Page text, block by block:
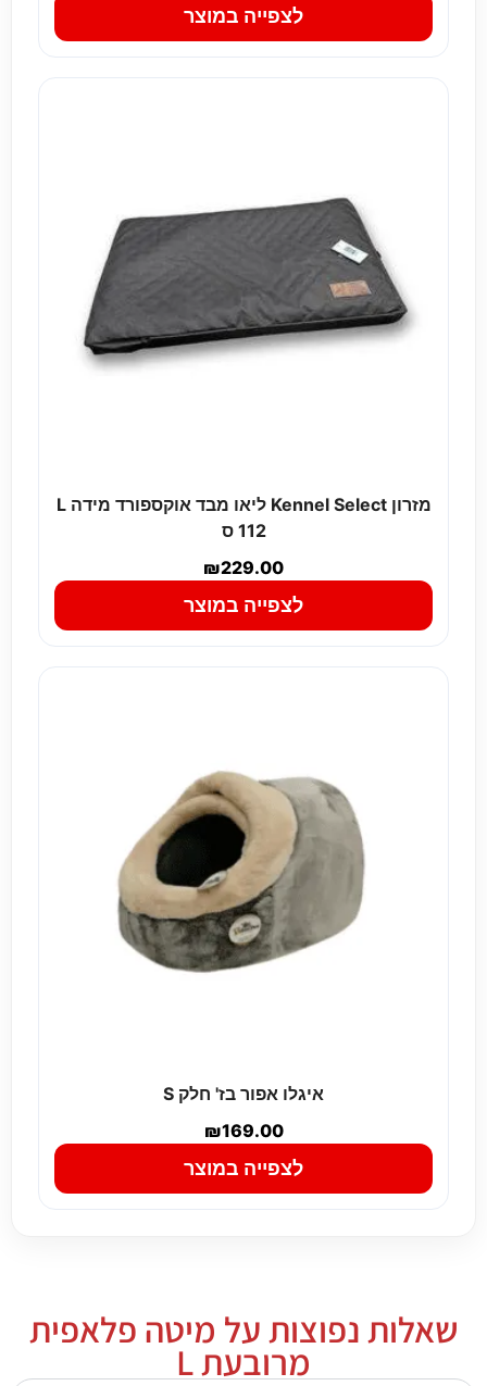
לצפייה במוצר
מזרון Kennel Select ליאו מבד אוקספורד מידה L
112 ס
₪229.00
לצפייה במוצר
איגלו אפור בז' חלק S
₪169.00
לצפייה במוצר
שאלות נפוצות על מיטה פלאפית
מרובעת L